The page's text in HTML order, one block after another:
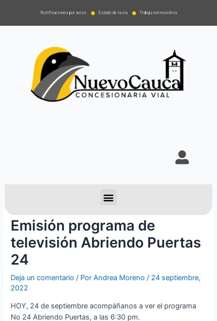
Notificaciones por aviso Estado de la via Trabaja con nosotros
Emisión programa de
televisión Abriendo Puertas
24
Deja un comentario / PorAndrea Moreno / 24 septiembre,
2022
HOY, 24 de septiembre acompáñanos a ver el programa
No 24 Abriendo Puertas, a las 6:30 pm.